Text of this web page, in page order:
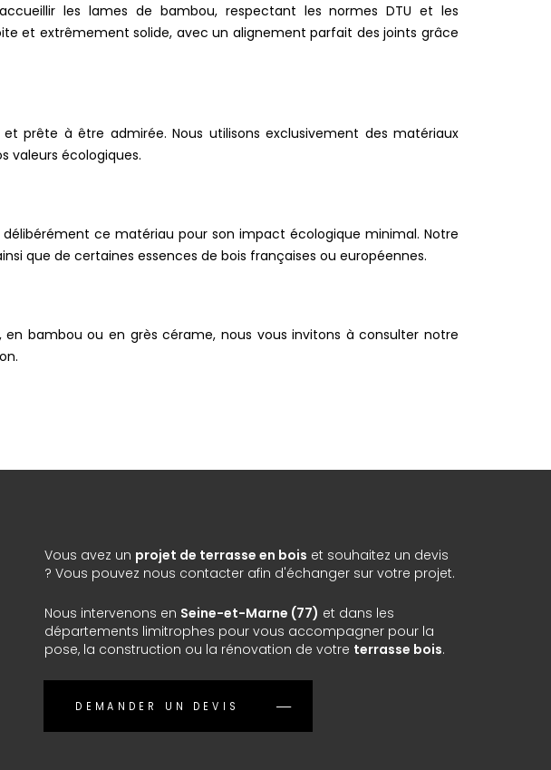
les lames de bambou, respectant les normes DTU et les
et extrêmement solide, avec un alignement parfait des joints grâce
prête à être admirée. Nous utilisons exclusivement des matériaux
valeurs écologiques.
ce matériau pour son impact écologique minimal. Notre
que de certaines essences de bois françaises ou européennes.
bambou ou en grès cérame, nous vous invitons à consulter notre
Vous avez un projet de terrasse en bois et souhaitez un devis
? Vous pouvez nous contacter afin d'échanger sur votre projet.
Nous intervenons en Seine-et-Marne (77) et dans les
départements limitrophes pour vous accompagner pour la
pose, la construction ou la rénovation de votre terrasse bois.
DEMANDER UN DEVIS